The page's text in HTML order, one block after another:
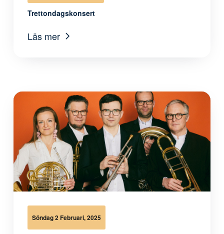
Trettondagskonsert
Läs mer
Söndag 2 Februari, 2025